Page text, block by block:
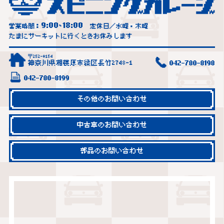
営業時間： 9:00~18:00
定休日／水曜・木曜
たまにサーキットに行くときお休みします
〒252-0154
神奈川県相模原市緑区長竹2748-1 042-780-8198
042-780-8199
その他のお問い合わせ
中古車のお問い合わせ
部品のお問い合わせ